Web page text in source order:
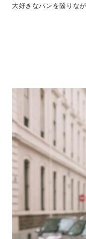
大好きなパンを齧りな